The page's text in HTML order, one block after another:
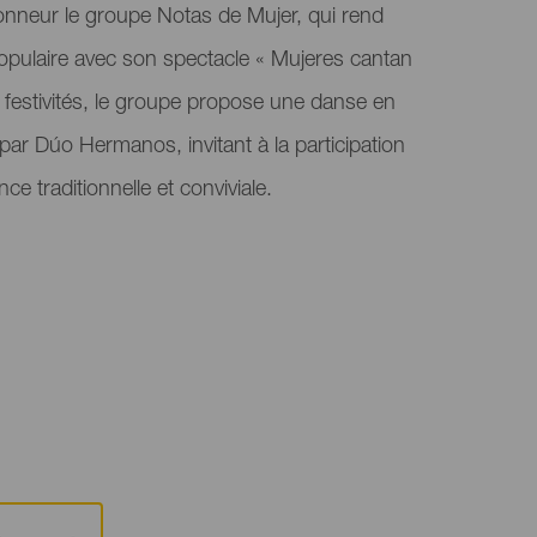
le groupe Notas de Mujer, qui rend
avec son spectacle « Mujeres cantan
le groupe propose une danse en
Dúo Hermanos, invitant à la participation
traditionnelle et conviviale.